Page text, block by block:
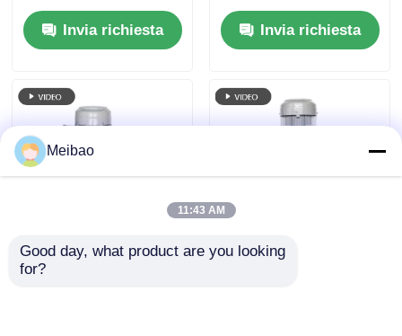
PP
Invia richiesta
trattamento gas di
scaricoInvia richiesta
Pompa centrifughe
Electrolytic
Meibao
11:43 AM
Good day, what product are you looking
for?